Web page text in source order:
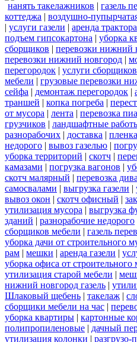
нанять такелажников | газель
коттеджа | воздушно-
| услуги газели | аренда трактора
подъем гипсокартона | уборка
сборщиков | перевозки нижний
перевозки нижний новгород |
перегородок | услуги сборщиков
мебели | грузовые перевозки
сейфа | демонтаж перегородок |
траншей | копка погреба |
от мусора | лента | перевозка
грузчиков | ландшафтные
разнорабочих | доставка | пленка
недорого | вывоз газелью |
уборка территорий | скотч |
камазами | погрузка вагонов |
скотч малярный | перевозка
самосвалами | выгрузка газели |
вывоз окон | скотч офисный |
утилизация мусора | выгрузка
зданий | разнорабочие недорого
сборщиков мебели | газель
уборка дачи от строительного
рам | мешки | аренда газели |
уборка офиса от строительного
утилизация старой мебели |
нижний новгород газель |
Шлаковый щебень | такелаж |
сборщики мебели на час |
уборка квартиры | картонные
полипропиленовые | дачный
утилизация колонки | разгрузо-